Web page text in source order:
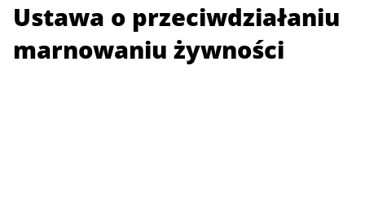
Ustawa o przeciwdziałaniu
marnowaniu żywności